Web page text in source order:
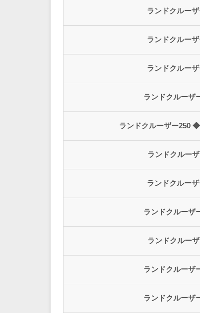
ランドクルー
ランドクルー
ランドクルー
ランドクルーザ
ランドクルーザー250
ランドクルー
ランドクルー
ランドクルーザ
ランドクルー
ランドクルーザ
ランドクルーザ